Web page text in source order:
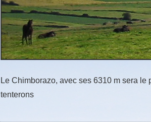
Le Chimborazo, avec ses 6310 m sera le
tenterons